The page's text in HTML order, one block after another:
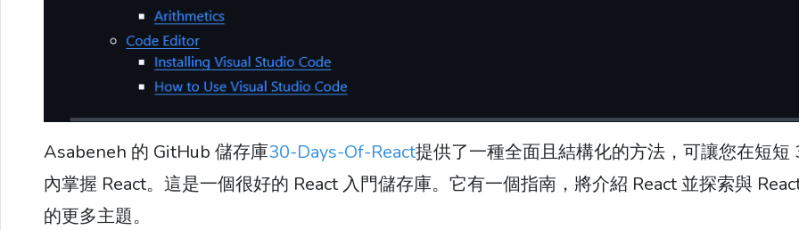
Asabeneh 的 GitHub 儲存庫30-Days-Of-React提供了一種全面且結構化的方法，可讓您在短短
內掌握 React。這是一個很好的 React 入門儲存庫。它有一個指南，將介紹 React 並探索與
的更多主題。